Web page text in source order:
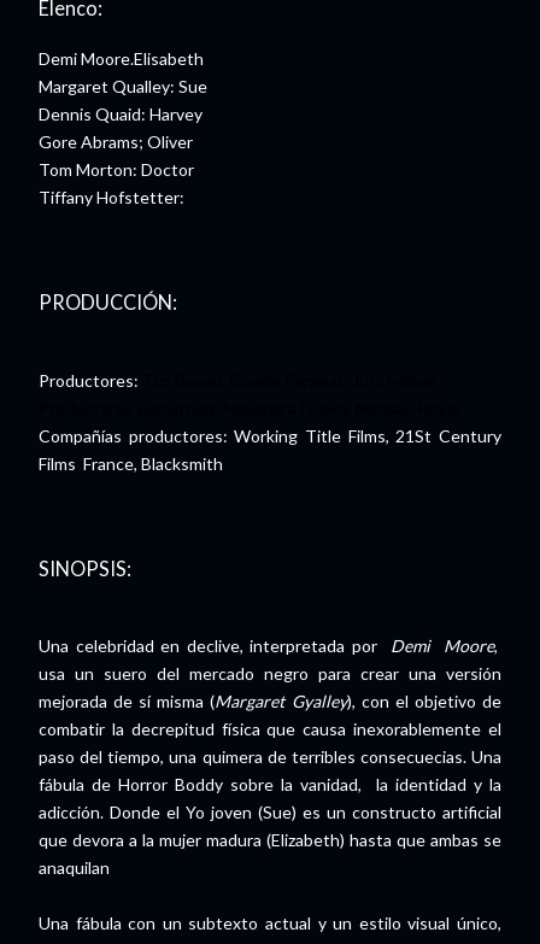
Elenco:
Demi Moore.Elisabeth
Margaret Qualley: Sue
Dennis Quaid: Harvey
Gore Abrams; Oliver
Tom Morton: Doctor
Tiffany Hofstetter:
PRODUCCIÓN:
Productores:
Compañías productores: Working Title Films, 21St Century
Films France, Blacksmith
SINOPSIS:
Una celebridad en declive, interpretada por Demi Moore,
usa un suero del mercado negro para crear una versión
mejorada de sí misma (Margaret Gyalley), con el objetivo de
combatir la decrepitud física que causa inexorablemente el
paso del tiempo, una quimera de terribles consecuecias. Una
fábula de Horror Boddy sobre la vanidad, la identidad y la
adicción. Donde el Yo joven (Sue) es un constructo artificial
que devora a la mujer madura (Elizabeth) hasta que ambas se
anaquilan
Una fábula con un subtexto actual y un estilo visual único,